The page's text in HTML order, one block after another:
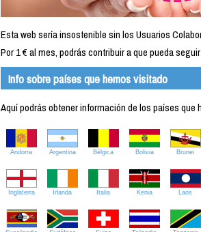
Esta web sería insostenible sin los Usuarios
Por 1 € al mes, podrás contribuir a que pueda
Info sobre países que hemos visitado
Aquí podrás obtener información de los países
Andorra Argentina Bélgica Bolivia Brunei
Inglaterra Irlanda Italia Kenia Laos